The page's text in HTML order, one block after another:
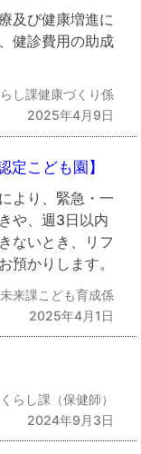
及び健康増進に
健診費用の助成
し課健康づくり係
2025年4月9日
定こども園】
より、緊急・一
や、週3日以内
ないとき、リフ
預かりします。
来課こども育成係
2025年4月1日
らし課（保健師）
2024年9月3日